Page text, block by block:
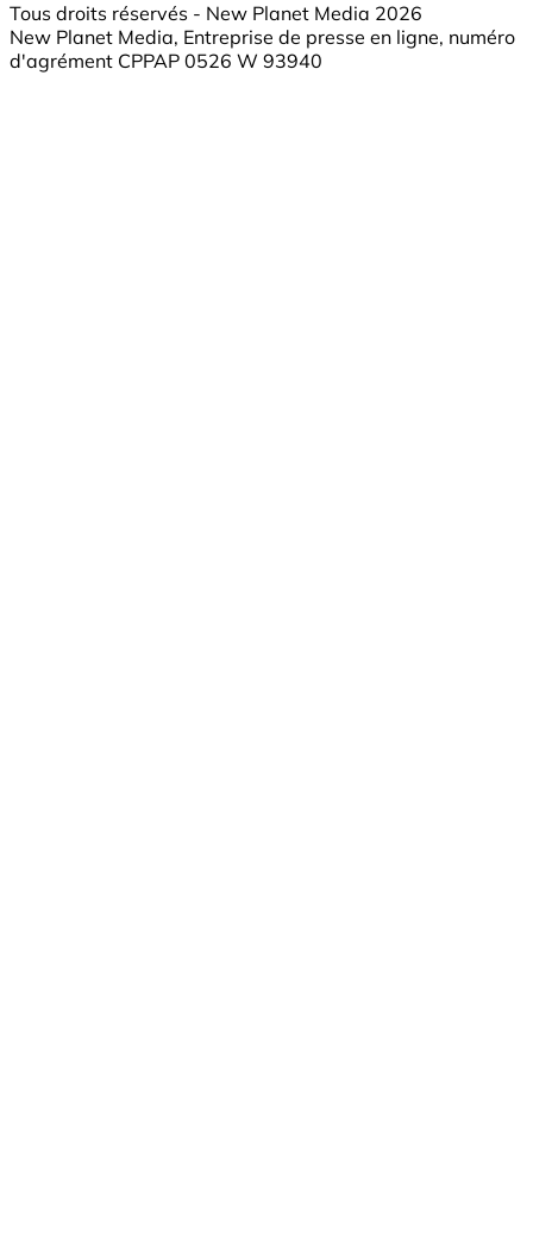
Tous droits réservés - New Planet Media 2026
New Planet Media, Entreprise de presse en ligne, numéro
d'agrément CPPAP 0526 W 93940